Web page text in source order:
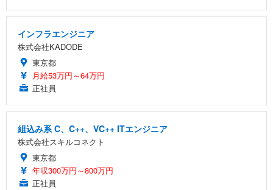
インフラエンジニア
株式会社KADODE
東京都
月給53万円～64万円
正社員
組込み系 C、C++、VC++ ITエンジニア
株式会社スキルコネクト
東京都
年収300万円～800万円
正社員